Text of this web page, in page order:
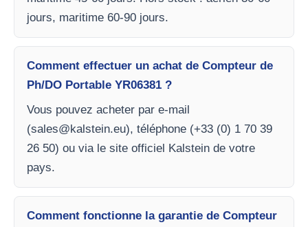
jours, maritime 60-90 jours.
Comment effectuer un achat de Compteur de
Ph/DO Portable YR06381 ?
Vous pouvez acheter par e-mail
(sales@kalstein.eu), téléphone (+33 (0) 1 70 39
26 50) ou via le site officiel Kalstein de votre
pays.
Comment fonctionne la garantie de Compteur